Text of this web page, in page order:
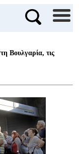
Βουλγαρία, τις